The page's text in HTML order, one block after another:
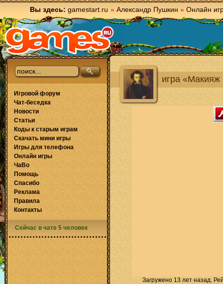
Вы здесь: gamestart.ru » Александр Пушкин » Онлайн
игра
Загружено 13 лет назад.
Игровой форум
Чат-беседка
Новости
Статьи
Коды к старым играм
Скачать мини игры
Игры для телефона
Онлайн игры
ЧаВо
Помощь
Спасибо
Реклама
Правила
Контакты
Сейчас в чате 5 человек